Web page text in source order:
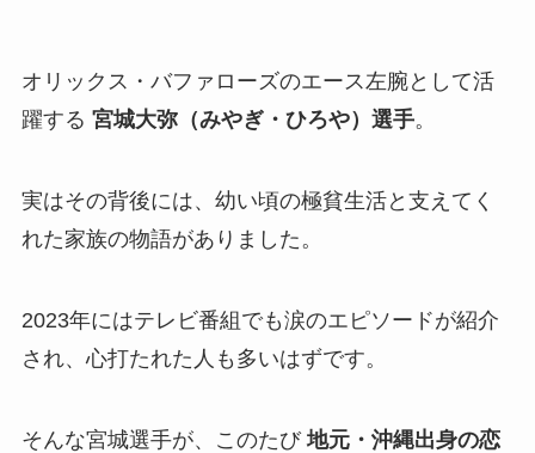
オリックス・バファローズのエース左腕として活
躍する 宮城大弥（みやぎ・ひろや）選手。
実はその背後には、幼い頃の極貧生活と支えてく
れた家族の物語がありました。
2023年にはテレビ番組でも涙のエピソードが紹介
され、心打たれた人も多いはずです。
そんな宮城選手が、このたび地元・沖縄出身の恋